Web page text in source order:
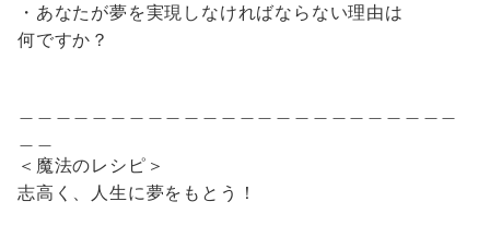
・あなたが夢を実現しなければならない理由は
何ですか？
＜魔法のレシピ＞
志高く、人生に夢をもとう！